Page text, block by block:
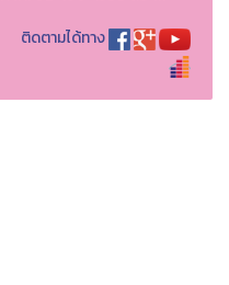
ติดตามได้ทาง